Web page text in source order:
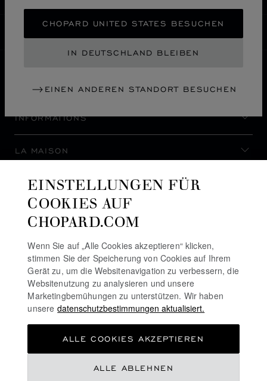
CHOPARD UNITED STATES BESUCHEN
IN DEUTSCHLAND BLEIBEN
EINEN ANDEREN STANDORT BESUCHEN
LOKALISIERUNG (LAND ÄNDERN)
LAND ÄNDERN
KONTAKT
INFORMATIONS
LA MAISON
AUF DEM LAUFENDEN BLEIBEN
NEWSLETTER ABONNIEREN
COOKIE-RICHTLINIE
EINSTELLUNGEN FÜR
COOKIES AUF
CHOPARD.COM
Wenn Sie auf „Alle Cookies akzeptieren“ klicken,
stimmen Sie der Speicherung von Cookies auf Ihrem
Gerät zu, um die Websitenavigation zu verbessern, die
Websitenutzung zu analysieren und unsere
Marketingbemühungen zu unterstützen. Wir haben
unsere datenschutzbestimmungen aktualisiert.
ALLE ABLEHNEN
ALLE COOKIES AKZEPTIEREN